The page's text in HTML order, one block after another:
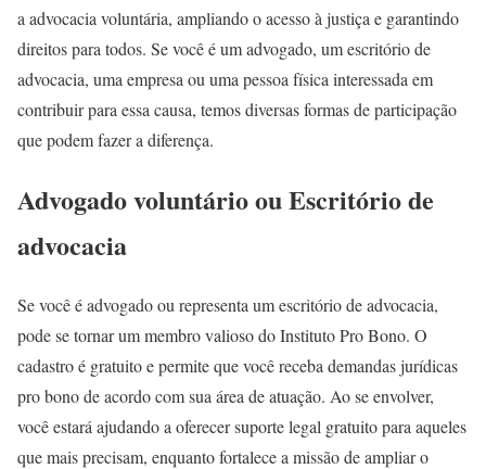
a advocacia voluntária, ampliando o acesso à justiça e garantindo
direitos para todos. Se você é um advogado, um escritório de
advocacia, uma empresa ou uma pessoa física interessada em
contribuir para essa causa, temos diversas formas de participação
que podem fazer a diferença.
Advogado voluntário ou Escritório de
advocacia
Se você é advogado ou representa um escritório de advocacia,
pode se tornar um membro valioso do Instituto Pro Bono. O
cadastro é gratuito e permite que você receba demandas jurídicas
pro bono de acordo com sua área de atuação. Ao se envolver,
você estará ajudando a oferecer suporte legal gratuito para aqueles
que mais precisam, enquanto fortalece a missão de ampliar o